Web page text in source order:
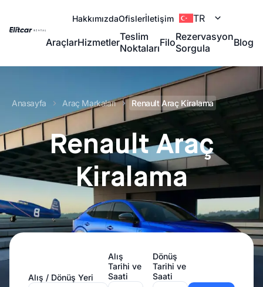
HakkımızdaOfislerİletişim TR
AraçlarHizmetlerTeslim
NoktalarıFiloRezervasyon
Sorgula
Blog
Anasayfa Araç Markaları Renault Araç Kiralama
Renault Araç
Kiralama
Alış / Dönüş Yeri
Alış
Tarihi ve
Saati
Dönüş
Tarihi ve
Saati